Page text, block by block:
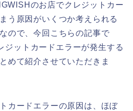
のお店でクレジットカー
う原因がいくつか考えられる
ので、今回こちらの記事で
ジットカードエラーが発生する
めて紹介させていただきま
カードエラーの原因は、ほぼ